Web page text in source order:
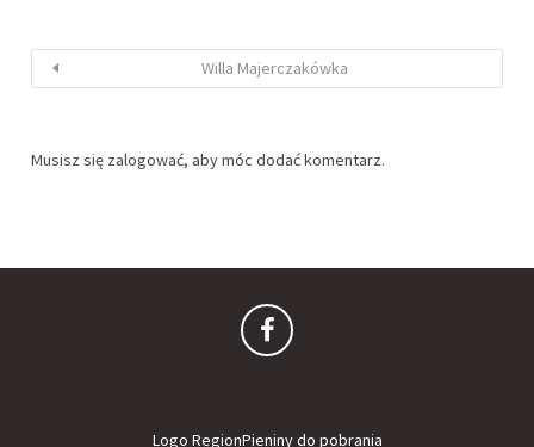
Willa Majerczakówka
Musisz się zalogować, aby móc dodać komentarz.
Logo RegionPieniny do pobrania